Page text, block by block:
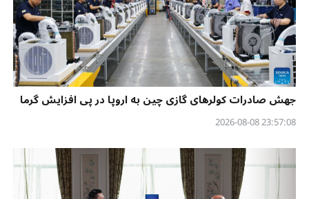
جهش صادرات کولرهای گازی چین به اروپا در پی افزایش گرما
23:57:08 2026-08-08